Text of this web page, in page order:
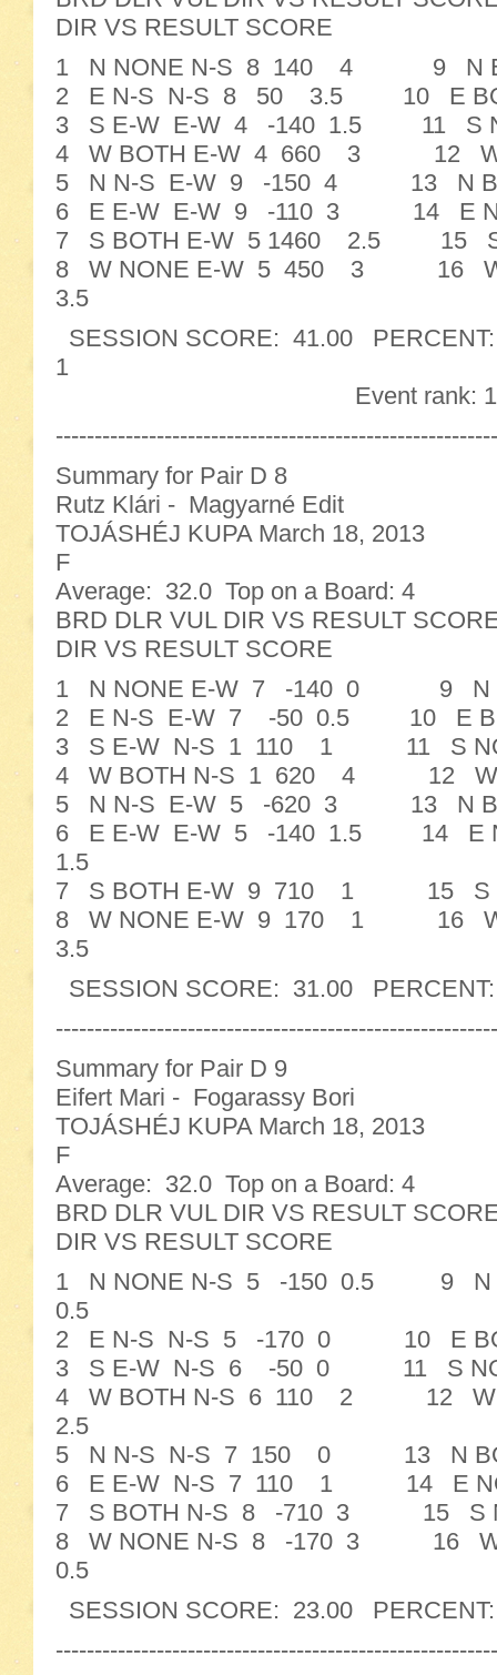
DIR VS RESULT SCORE
1 N NONE N-S 8 140 4 9 N
2 E N-S N-S 8 50 3.5 10 E
3 S E-W E-W 4 -140 1.5 11 S
4 W BOTH E-W 4 660 3 12 W
5 N N-S E-W 9 -150 4 13 N
6 E E-W E-W 9 -110 3 14 E
7 S BOTH E-W 5 1460 2.5 15
8 W NONE E-W 5 450 3 16
3.5
SESSION SCORE: 41.00
1
Event rank: 1
Summary for Pair D 8
Rutz Klári - Magyarné Edit
TOJÁSHÉJ KUPA March 18, 2013
F
Average: 32.0 Top on a Board: 4
BRD DLR VUL DIR VS RESULT
DIR VS RESULT SCORE
1 N NONE E-W 7 -140 0 9 N
2 E N-S E-W 7 -50 0.5 10 E
3 S E-W N-S 1 110 1 11 S
4 W BOTH N-S 1 620 4 12 W
5 N N-S E-W 5 -620 3 13 N
6 E E-W E-W 5 -140 1.5 14 E
1.5
7 S BOTH E-W 9 710 1 15 S
8 W NONE E-W 9 170 1 16 W
3.5
SESSION SCORE: 31.00
Summary for Pair D 9
Eifert Mari - Fogarassy Bori
TOJÁSHÉJ KUPA March 18, 2013
F
Average: 32.0 Top on a Board: 4
BRD DLR VUL DIR VS RESULT
DIR VS RESULT SCORE
1 N NONE N-S 5 -150 0.5 9 N
0.5
2 E N-S N-S 5 -170 0 10 E
3 S E-W N-S 6 -50 0 11 S
4 W BOTH N-S 6 110 2 12 W
2.5
5 N N-S N-S 7 150 0 13 N
6 E E-W N-S 7 110 1 14 E
7 S BOTH N-S 8 -710 3 15 S
8 W NONE N-S 8 -170 3 16
0.5
SESSION SCORE: 23.00